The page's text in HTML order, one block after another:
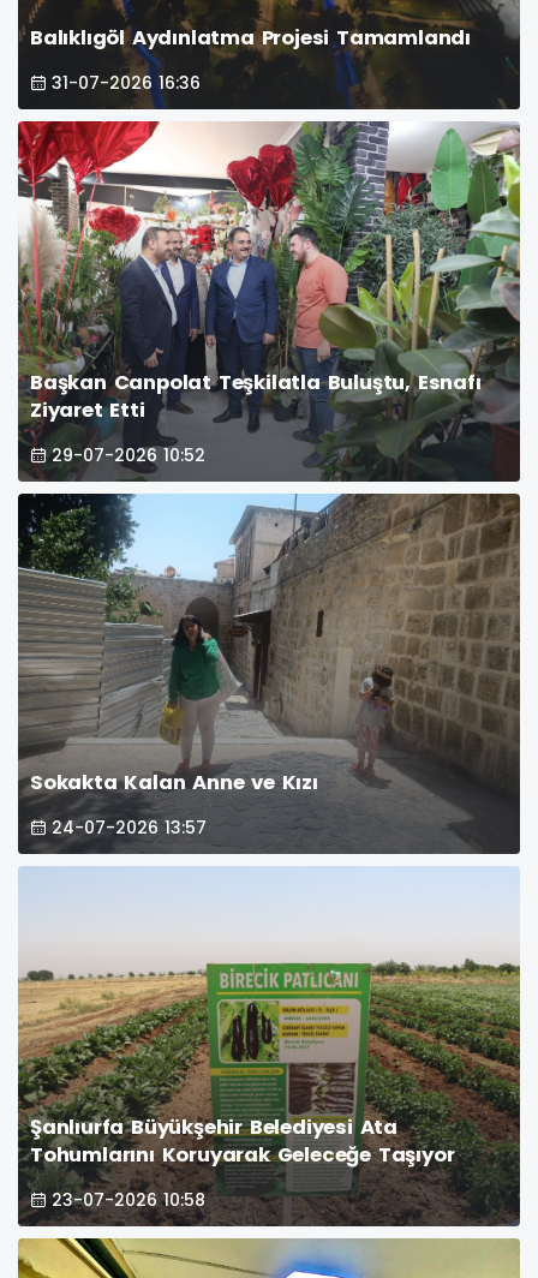
Balıklıgöl Aydınlatma Projesi Tamamlandı
31-07-2026 16:36
Başkan Canpolat Teşkilatla Buluştu, Esnafı
Ziyaret Etti
29-07-2026 10:52
Sokakta Kalan Anne ve Kızı
24-07-2026 13:57
Şanlıurfa Büyükşehir Belediyesi Ata
Tohumlarını Koruyarak Geleceğe Taşıyor
23-07-2026 10:58